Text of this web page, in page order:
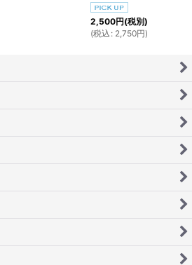
2,500円(税別)
(税込 : 2,750円)